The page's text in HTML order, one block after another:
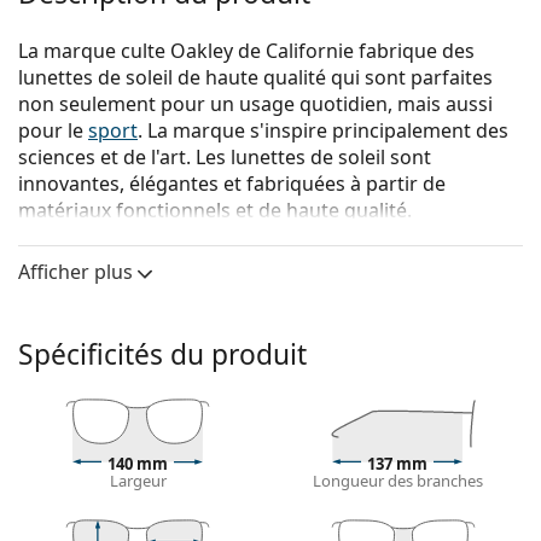
La marque culte Oakley de Californie fabrique des
lunettes de soleil de haute qualité qui sont parfaites
non seulement pour un usage quotidien, mais aussi
pour lesport. La marque s'inspire principalement des
sciences et de l'art. Les lunettes de soleil sont
innovantes, élégantes et fabriquées à partir de
matériaux fonctionnels et de haute qualité.
{nom du produit}sont des lunettes de soleil pour
hommes.
soleil grâce à la fonction d'essayage virtuel de
Lentiamo.
Monture de lunettes de soleil
La couleur noire de la monture s'accorde
parfaitement avec tous les types de teint et des
Lunettes de soleil à montures carréessont un choix
Afficher plus
Spécificités du produit
140 mm
Largeur
137 mm
Longueur des branches